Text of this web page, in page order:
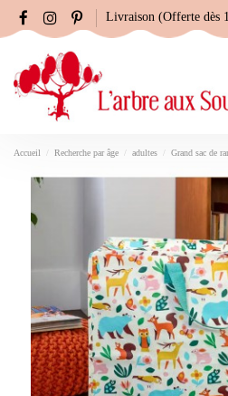
Livraison (Offerte dès
Accueil Recherche par âge adultes Grand sac de